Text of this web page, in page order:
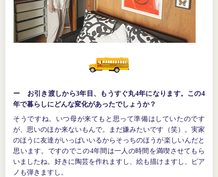
ー お引き渡しから3年目、もうすぐ丸4年になります。この4
年で暮らしにどんな変化があったでしょうか？
そうですね。いつ母が来てもと思って準備はしていたのです
が、思いのほか来ないもんで。まだ嫌みたいです（笑）。実家
のほうに友達がいっぱいいるからそっちのほうが楽しいんだと
思います。ですのでこの4年間は一人の時間を満喫させてもら
いましたね。好きに陶芸を作れますし、絵も描けますし、ピア
ノも弾きますし。